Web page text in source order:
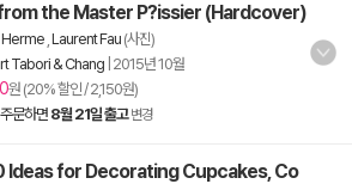
the Master P?issier (Hardcover)
Laurent Fau (사진)
Tabori & Chang 2015년 10월
원 (20% 할인 / 2,150원)
문하면 8월 21일 출고 변경
Ideas for Decorating Cupcakes, Co